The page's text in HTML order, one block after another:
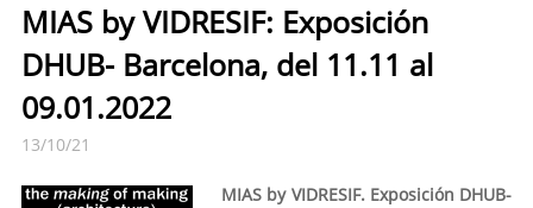
MIAS by VIDRESIF: Exposición
DHUB- Barcelona, del 11.11 al
09.01.2022
13/10/21
MIAS by VIDRESIF. Exposición DHUB-